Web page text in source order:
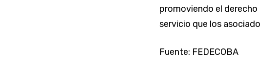
promovien­do el derecho
servicio que los
Fuente: FEDECOBA